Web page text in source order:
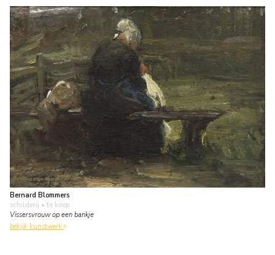
Bernard Blommers
schilderij • te koop
Vissersvrouw op een bankje
bekijk kunstwerk